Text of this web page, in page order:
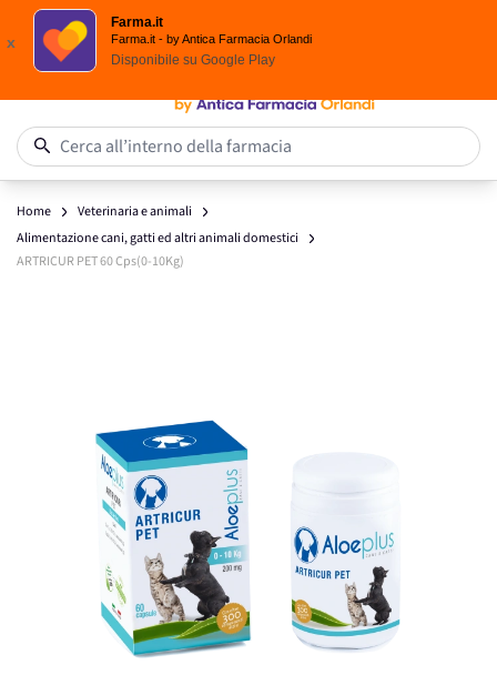
x
Farma.it
Farma.it - by Antica Farmacia Orlandi
Disponibile su Google Play
Salta al contenuto
Cerca all’interno della farmacia
Home
Veterinaria e animali
Alimentazione cani, gatti ed altri animali domestici
ARTRICUR PET 60 Cps(0-10Kg)